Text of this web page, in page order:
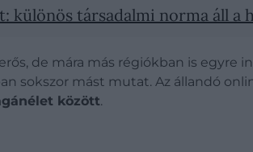
különös társadalmi norma áll a
de mára más régiókban is egyre
sokszor mást mutat. Az állandó
között.